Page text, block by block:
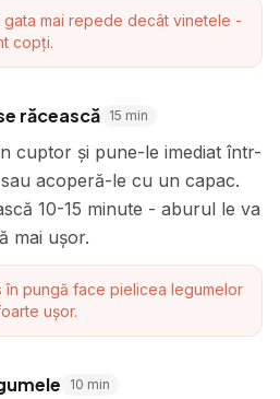
mai repede decât vinetele -
copți.
răcească 15 min
cuptor și pune-le imediat într-
acoperă-le cu un capac.
10-15 minute - aburul le va
mai ușor.
în pungă face pielicea legumelor
ușor.
10 min